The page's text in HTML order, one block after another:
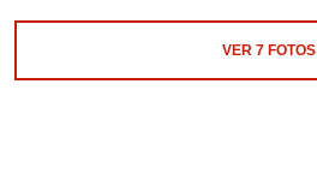
VER 7 FOTOS